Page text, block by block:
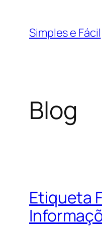
Simples e Fácil
Blog
Etiqueta